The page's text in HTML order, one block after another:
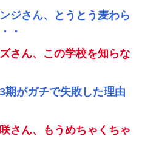
ジさん、とうとう麦わら
・
さん、この学校を知らな
期がガチで失敗した理由
さん、もうめちゃくちゃ